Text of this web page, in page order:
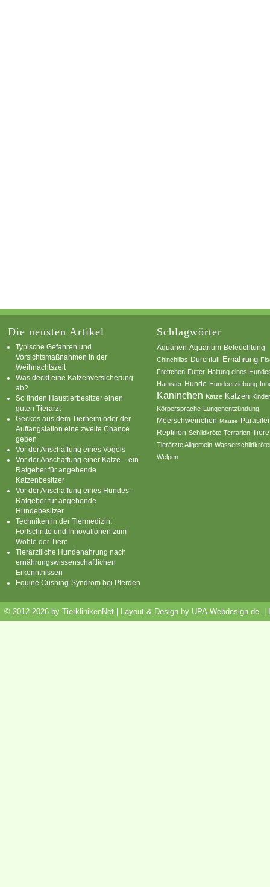
Die neusten Artikel
Typische Gefahren und
Vorsichtsmaßnahmen in der
Weihnachtszeit
Was deckt eine Katzenversicherung
ab?
So finden Haustierbesitzer einen
guten Tierarzt
Geckos aus dem Tierheim oder der
Auffangstation eine zweite Chance
geben
Vor der Anschaffung eines Vogels
Vor der Anschaffung einer Katze – ein
Ratgeber für angehende
Katzenbesitzer
Vor der Anschaffung eines Hundes –
Ratgeber für angehende
Hundebesitzer
Techniken in der Tiermedizin:
Fortschritte und Innovationen zum
Wohle der Tiere
Tierärztliche Hundenahrung nach
ernährungswissenschaftlichen
Erkenntnissen
Equine Cushing-Syndrom bei Pferden
Schlagwörter
Aquarien Aquarium Beleuchtung
Chinchillas Durchfall Ernährung
Frettchen Futter Haltung eines
Hamster Hunde Hundeerziehung
Kaninchen Katze Katzen
Körpersprache Lungenentzündung
Meerschweinchen Mäuse
Reptilien Schildkröte Terrarien Tiere
Tierärzte Allgemein
Welpen
© 2012-2026 by TierklinikenNet | Layout & Design by UPA-Webdesign.de.